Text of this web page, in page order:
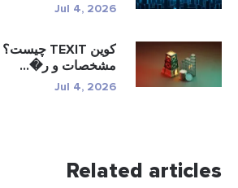
Jul 4, 2026
مشخصات و ر�...
Jul 4, 2026
Related